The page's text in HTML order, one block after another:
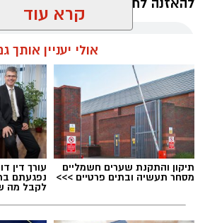
להאזנה לתוכן:
עופר אשטוקר / 21:12 09.08.26
מעצר
קרא עוד
אולי יעניין אותך
תיקון והתקנת שערים חשמליים
מסחר תעשיה ובתים פרטיים >>>
עורך דין
נפגעתם
לקבל מה